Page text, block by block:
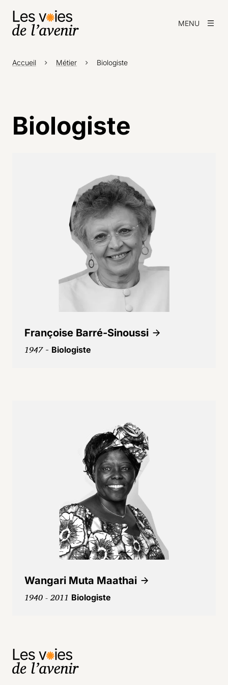
MENU
Accueil Métier Biologiste
Biologiste
Françoise Barré-Sinoussi
1947- Biologiste
Wangari Muta Maathai
1940 - 2011 Biologiste